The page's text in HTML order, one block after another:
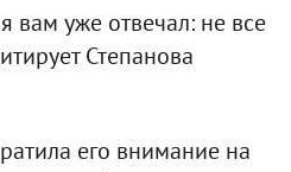
вам уже отвечал: не все
Степанова
его внимание на